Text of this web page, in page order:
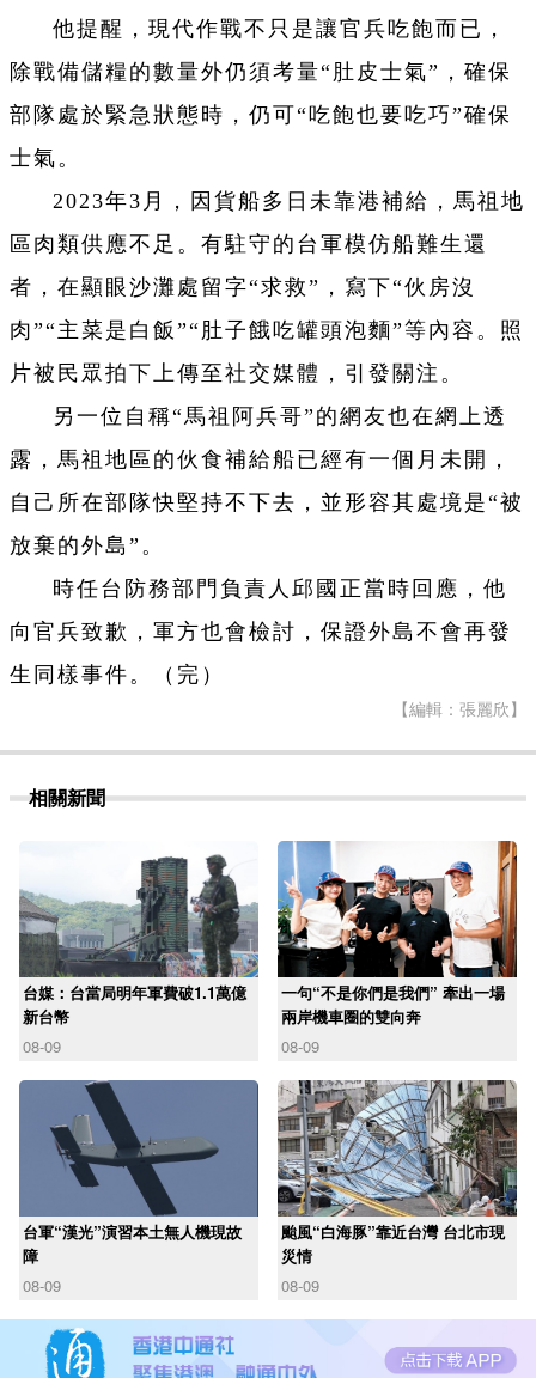
他提醒，現代作戰不只是讓官兵吃飽而已，
除戰備儲糧的數量外仍須考量“肚皮士氣”，確保
部隊處於緊急狀態時，仍可“吃飽也要吃巧”確保
士氣。
2023年3月，因貨船多日未靠港補給，馬祖地
區肉類供應不足。有駐守的台軍模仿船難生還
者，在顯眼沙灘處留字“求救”，寫下“伙房沒
肉”“主菜是白飯”“肚子餓吃罐頭泡麵”等內容。照
片被民眾拍下上傳至社交媒體，引發關注。
另一位自稱“馬祖阿兵哥”的網友也在網上透
露，馬祖地區的伙食補給船已經有一個月未開，
自己所在部隊快堅持不下去，並形容其處境是“被
放棄的外島”。
時任台防務部門負責人邱國正當時回應，他
向官兵致歉，軍方也會檢討，保證外島不會再發
生同樣事件。（完）
【編輯：張麗欣】
相關新聞
台媒：台當局明年軍費破1.1萬億
新台幣
08-09
一句“不是你們是我們” 牽出一場
兩岸機車圈的雙向奔
08-09
台軍“漢光”演習本土無人機現故
障
08-09
颱風“白海豚”靠近台灣 台北市現
災情
08-09